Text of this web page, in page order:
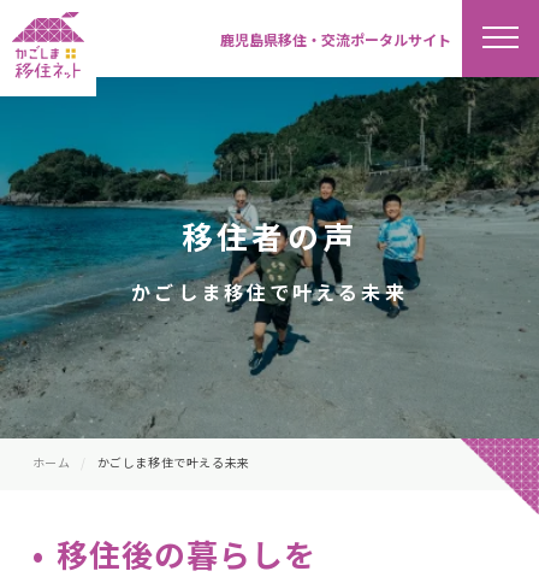
鹿児島県移住・交流ポータルサイト
移住者の声
かごしま移住で叶える未来
ホーム かごしま移住で叶える未来
移住後の暮らしを